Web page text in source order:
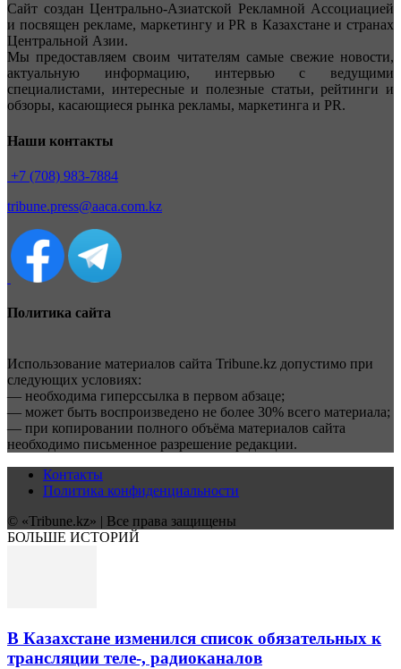
Сайт создан Центрально-Азиатской Рекламной Ассоциацией
и посвящен рекламе, маркетингу и PR в Казахстане и странах
Центральной Азии.
Мы предоставляем своим читателям самые свежие новости,
актуальную информацию, интервью с ведущими
специалистами, интересные и полезные статьи, рейтинги и
обзоры, касающиеся рынка рекламы, маркетинга и PR.
Наши контакты
+7 (708) 983-7884
tribune.press@aaca.com.kz
Политика сайта
Использование материалов сайта Tribune.kz допустимо при
следующих условиях:
— необходима гиперссылка в первом абзаце;
— может быть воспроизведено не более 30% всего материала;
— при копировании полного объёма материалов сайта
необходимо письменное разрешение редакции.
Контакты
Политика конфиденциальности
© «Tribune.kz» | Все права защищены
БОЛЬШЕ ИСТОРИЙ
В Казахстане изменился список обязательных к
трансляции теле-, радиоканалов